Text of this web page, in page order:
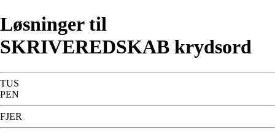
Løsninger til
SKRIVEREDSKAB krydsord
TUS
PEN
FJER